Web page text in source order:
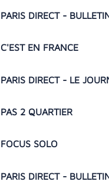
PARIS DIRECT -
C'EST EN FRANCE
PARIS DIRECT - LE
PAS 2 QUARTIER
FOCUS SOLO
PARIS DIRECT -